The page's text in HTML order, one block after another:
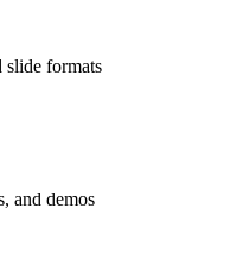
slide formats
and demos